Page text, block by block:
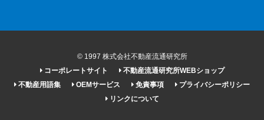
© 1997 株式会社不動産流通研究所
コーポレートサイト
不動産流通研究所WEBショップ
不動産用語集
OEMサービス 免責事項
プライバシーポリシー
リンクについて